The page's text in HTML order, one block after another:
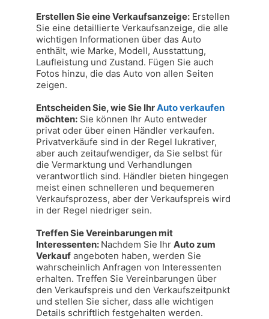
Erstellen Sie eine Verkaufsanzeige: Erstellen
Sie eine detaillierte Verkaufsanzeige, die alle
wichtigen Informationen über das Auto
enthält, wie Marke, Modell, Ausstattung,
Laufleistung und Zustand. Fügen Sie auch
Fotos hinzu, die das Auto von allen Seiten
zeigen.
Entscheiden Sie, wie Sie Ihr Auto verkaufen
möchten: Sie können Ihr Auto entweder
privat oder über einen Händler verkaufen.
Privatverkäufe sind in der Regel lukrativer,
aber auch zeitaufwendiger, da Sie selbst für
die Vermarktung und Verhandlungen
verantwortlich sind. Händler bieten hingegen
meist einen schnelleren und bequemeren
Verkaufsprozess, aber der Verkaufspreis wird
in der Regel niedriger sein.
Treffen Sie Vereinbarungen mit
Interessenten: Nachdem Sie Ihr Auto zum
Verkauf angeboten haben, werden Sie
wahrscheinlich Anfragen von Interessenten
erhalten. Treffen Sie Vereinbarungen über
den Verkaufspreis und den Verkaufszeitpunkt
und stellen Sie sicher, dass alle wichtigen
Details schriftlich festgehalten werden.